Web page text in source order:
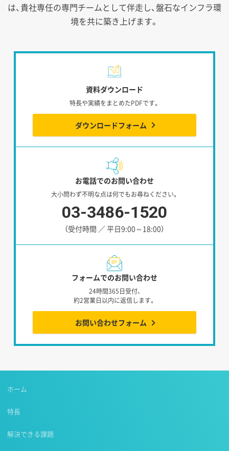
は、貴社専任の専門チームとして伴走し、盤石なインフラ環
境を共に築き上げます。
資料ダウンロード
特長や実績をまとめたPDFです。
ダウンロードフォーム
お電話でのお問い合わせ
大小問わず不明な点は何でもお尋ねください。
03-3486-1520
（受付時間 ／ 平日9:00～18:00）
フォームでのお問い合わせ
24時間365日受付、
約2営業日以内に返信します。
お問い合わせフォーム
ホーム
特長
解決できる課題